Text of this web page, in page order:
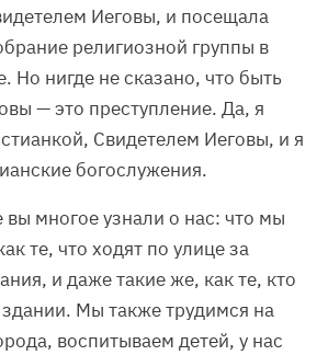
Иеговы, и посещала
религиозной группы в
Но нигде не сказано, что быть
— это преступление. Да, я
Свидетелем Иеговы, и я
богослужения.
вы многое узнали о нас: что мы
те, что ходят по улице за
и даже такие же, как те, кто
здании. Мы также трудимся на
воспитываем детей, у нас